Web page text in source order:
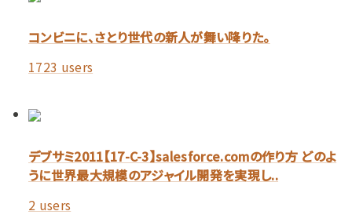
コンビニに、さとり世代の新人が舞い降りた。
1723 users
デブサミ2011【17-C-3】salesforce.comの作り方 どのよ
うに世界最大規模のアジャイル開発を実現し..
2 users